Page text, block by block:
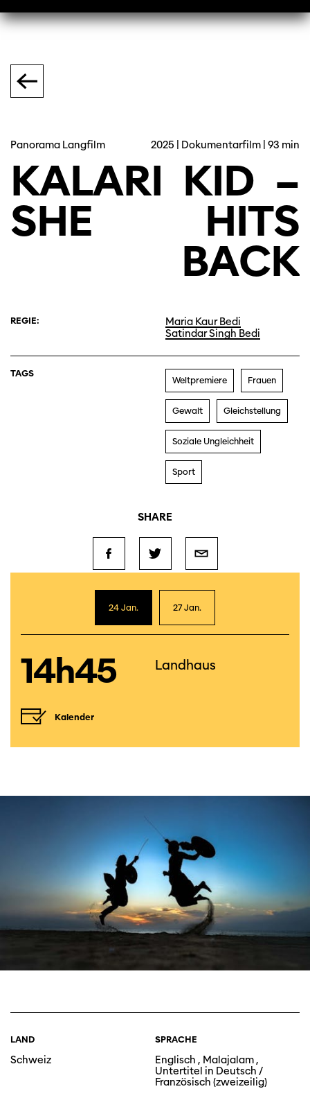
Panorama Langfilm 2025 | Dokumentarfilm | 93 min
KALARI KID –
SHE HITS
BACK
REGIE:
Maria Kaur Bedi
Satindar Singh Bedi
TAGS
Weltpremiere Frauen
Gewalt Gleichstellung
Soziale Ungleichheit
Sport
SHARE
24 Jan. 27 Jan.
14h45 Landhaus
Kalender
LAND
Schweiz
SPRACHE
Englisch , Malajalam ,
Untertitel in Deutsch /
Französisch (zweizeilig)